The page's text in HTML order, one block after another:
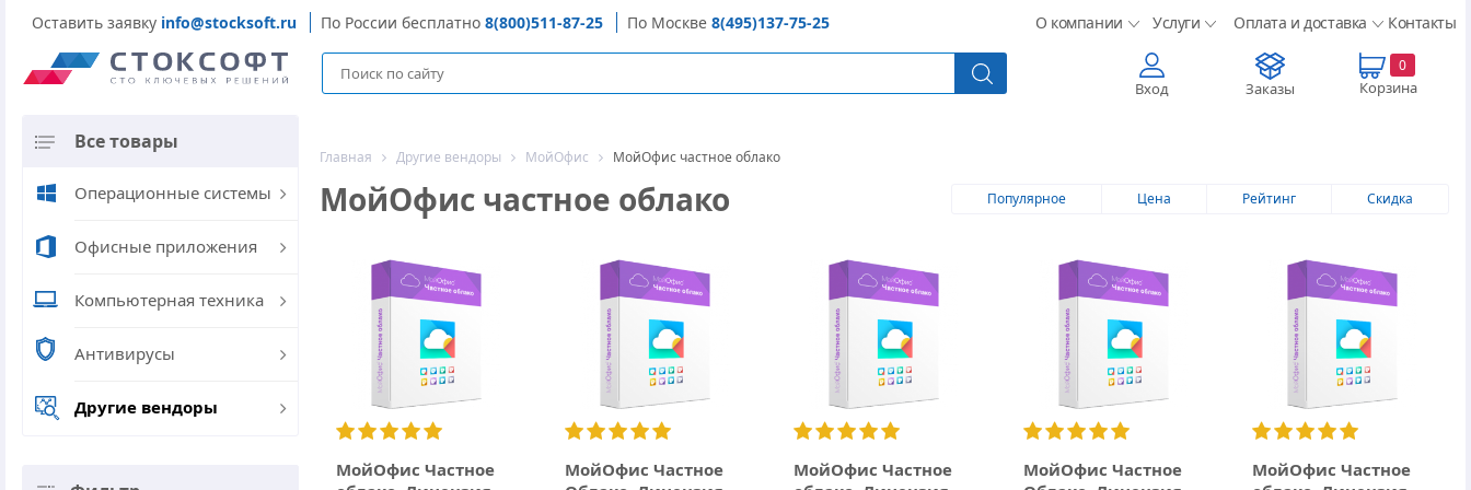
Оставить заявку info@stocksoft.ru По России бесплатно 8(800)511-87-25 По Москве 8(495)137-75-25 О компании Услуги Оплата и доставка Контакты
Вход Заказы
0
Корзина
Главная Другие вендоры МойОфис МойОфис частное облако
МойОфис частное облако Популярное Цена Рейтинг Скидка
МойОфис Частное
МойОфис Частное
МойОфис Частное
МойОфис Частное
МойОфис Частное
Все товары
Операционные системы
Офисные приложения
Компьютерная техника
Антивирусы
Другие вендоры